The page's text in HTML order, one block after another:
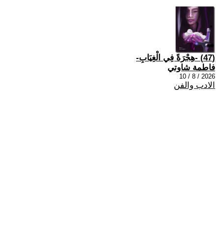
(47) -هِجْرَةً فِي الْغِيَابِ-
فاطمة شاوتي
2026 / 8 / 10
الادب والفن